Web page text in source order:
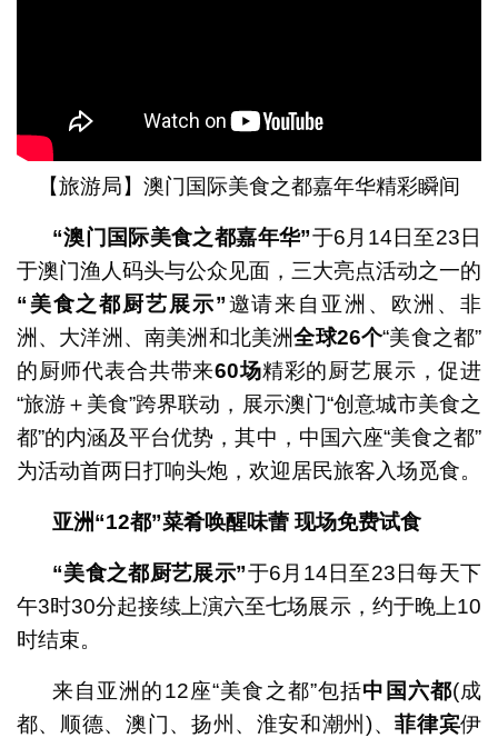
【旅游局】澳门国际美食之都嘉年华精彩瞬间
“澳门国际美食之都嘉年华”于6月14日至23日
于澳门渔人码头与公众见面，三大亮点活动之一的
“ 美食之都厨艺展示”邀请来自亚洲、欧洲、非
洲、大洋洲、南美洲和北美洲全球26个“美食之都”
的厨师代表合共带来60场精彩的厨艺展示，促进
“旅游＋美食”跨界联动，展示澳门“创意城市美食之
都”的内涵及平台优势，其中，中国六座“美食之都”
为活动首两日打响头炮，欢迎居民旅客入场觅食。
亚洲“12都”菜肴唤醒味蕾 现场免费试食
“美食之都厨艺展示”于6月14日至23日每天下
午3时30分起接续上演六至七场展示，约于晚上10
时结束。
来自亚洲的12座“美食之都”包括中国六都(成
都、顺德、澳门、扬州、淮安和潮州)、菲律宾伊